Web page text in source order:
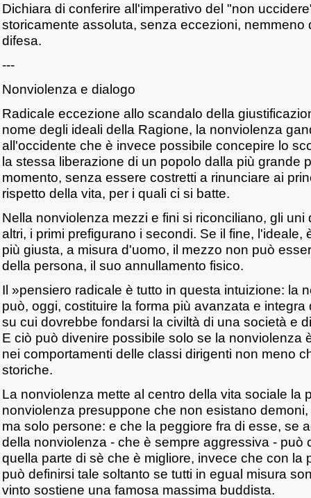
Dichiara di conferire all'imperativo del "non
storicamente assoluta, senza eccezioni, nemmeno
difesa.
---
Nonviolenza e dialogo
Radicale eccezione allo scandalo della
nome degli ideali della Ragione, la nonviolenza
all'occidente che è invece possibile concepire lo
la stessa liberazione di un popolo dalla più grande
momento, senza essere costretti a rinunciare ai
rispetto della vita, per i quali ci si batte.
Nella nonviolenza mezzi e fini si riconciliano, gli
altri, i primi prefigurano i secondi. Se il fine, l'ideale,
più giusta, a misura d'uomo, il mezzo non può
della persona, il suo annullamento fisico.
Il »pensiero radicale è tutto in questa intuizione: la
può, oggi, costituire la forma più avanzata e
su cui dovrebbe fondarsi la civiltà di una società e
E ciò può divenire possibile solo se la nonviolenza
nei comportamenti delle classi dirigenti non meno
storiche.
La nonviolenza mette al centro della vita sociale la
nonviolenza presuppone che non esistano
ma solo persone: e che la peggiore fra di esse, se
della nonviolenza - che è sempre aggressiva - può
quella parte di sè che è migliore, invece che con la
può definirsi tale soltanto se tutti in egual misura
vinto sostiene una famosa massima buddista.